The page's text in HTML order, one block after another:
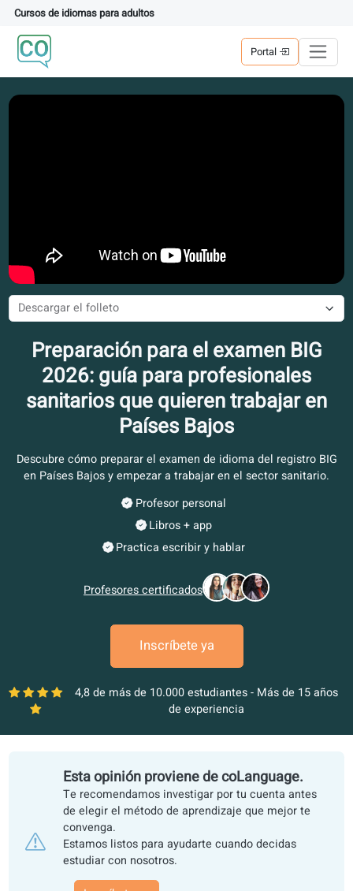
Cursos de idiomas para adultos
Portal
Preparación para el examen
2026: guía para profesionales
sanitarios que quieren trabajar
Países Bajos
Descubre cómo preparar el examen de idioma del registro
en Países Bajos y empezar a trabajar en el sector
Profesor personal
Libros + app
Profesores certificados
Inscríbete ya
4,8 de más de 10.000 estudiantes - Más de 15
de experiencia
Esta opinión proviene de coLanguage.
Te recomendamos investigar por tu cuenta antes